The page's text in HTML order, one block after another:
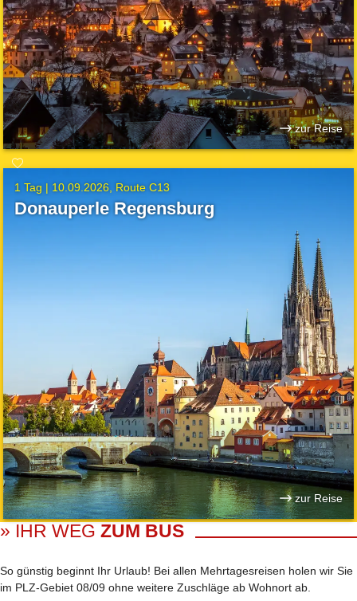
zur Reise
1 Tag | 10.09.2026 Route C13
Donauperle Regensburg
zur Reise
» IHR WEG ZUM BUS
So günstig beginnt Ihr Urlaub! Bei allen Mehrtages­reisen holen wir Sie
im PLZ-Gebiet 08/09 ohne weitere Zuschläge ab Wohnort ab.